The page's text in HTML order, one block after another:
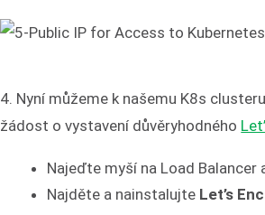
4. Nyní můžeme k našemu K8s
žádost o vystavení důvěryhodného
Najeďte myší na Load Balancer
Najděte a nainstalujte Let’s